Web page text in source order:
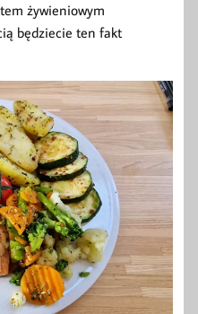
żywieniowym
będziecie ten fakt